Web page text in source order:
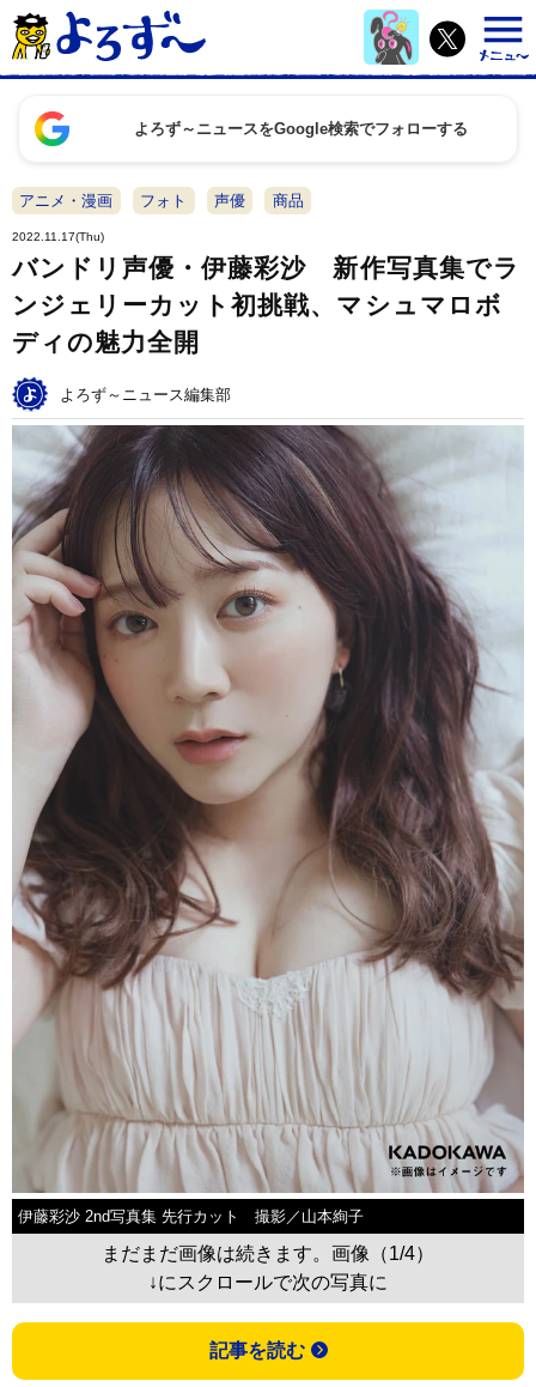
よろず～ニュースをGoogle検索でフォローする
アニメ・漫画 フォト 声優 商品
2022.11.17(Thu)
バンドリ声優・伊藤彩沙 新作写真集でラ
ンジェリーカット初挑戦、マシュマロボ
ディの魅力全開
よろず～ニュース編集部
伊藤彩沙 2nd写真集 先行カット 撮影／山本絢子
まだまだ画像は続きます。画像（1/4）
↓にスクロールで次の写真に
記事を読む